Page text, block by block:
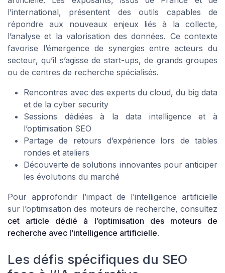
l’international, présentent des outils capables de
répondre aux nouveaux enjeux liés à la collecte,
l’analyse et la valorisation des données. Ce contexte
favorise l’émergence de synergies entre acteurs du
secteur, qu’il s’agisse de start-ups, de grands groupes
ou de centres de recherche spécialisés.
Rencontres avec des experts du cloud, du big data
et de la cyber security
Sessions dédiées à la data intelligence et à
l’optimisation SEO
Partage de retours d’expérience lors de tables
rondes et ateliers
Découverte de solutions innovantes pour anticiper
les évolutions du marché
Pour approfondir l’impact de l’intelligence artificielle
sur l’optimisation des moteurs de recherche, consultez
cet article dédié à l’optimisation des moteurs de
recherche avec l’intelligence artificielle.
Les défis spécifiques du SEO